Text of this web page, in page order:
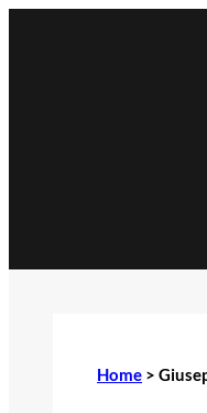
Home >